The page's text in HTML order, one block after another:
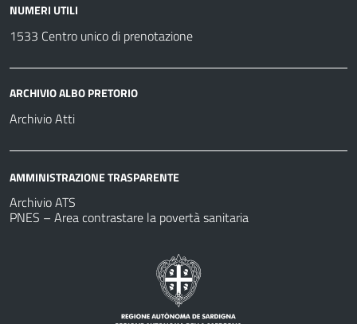
NUMERI UTILI
1533 Centro unico di prenotazione
ARCHIVIO ALBO PRETORIO
Archivio Atti
AMMINISTRAZIONE TRASPARENTE
Archivio ATS
PNES – Area contrastare la povertà sanitaria